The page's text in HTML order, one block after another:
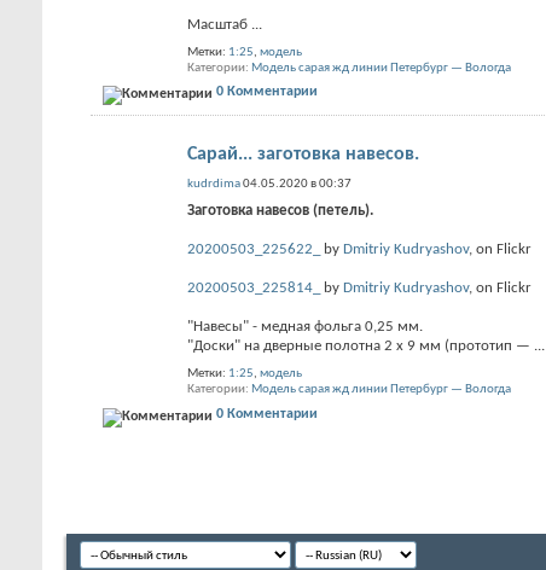
Масштаб
Метки: 1:25, модель
Категории Модель сарая жд линии Петербург — Вологда
0 Комментарии
Сарай... заготовка навесов.
kudrdima04.05.2020 в 00:37
Заготовка навесов (петель).
20200503_225622_ by Dmitriy Kudryashov, on Flickr
20200503_225814_ by Dmitriy Kudryashov, on Flickr
"Навесы" - медная фольга 0,25 мм.
"Доски" на дверные полотна 2 x 9 мм (прототип — ...
Метки: 1:25, модель
Категории Модель сарая жд линии Петербург — Вологда
0 Комментарии